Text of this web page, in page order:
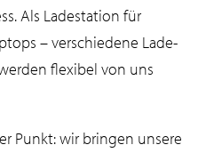
Als Ladestation für
– verschiedene Lade-
flexibel von uns
Punkt: wir bringen unsere